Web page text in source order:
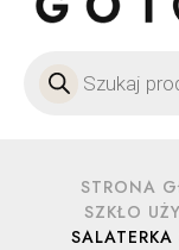
STRONA
SZKŁO